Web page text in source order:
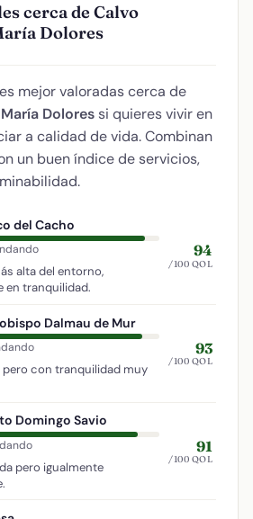
cerca de Calvo
Dolores
mejor valoradas cerca de
Dolores si quieres vivir en
a calidad de vida. Combinan
un buen índice de servicios,
del Cacho
alta del entorno,
en tranquilidad.
94
/100 QOL
Dalmau de Mur
pero con tranquilidad muy
93
/100 QOL
Domingo Savio
pero igualmente
91
/100 QOL